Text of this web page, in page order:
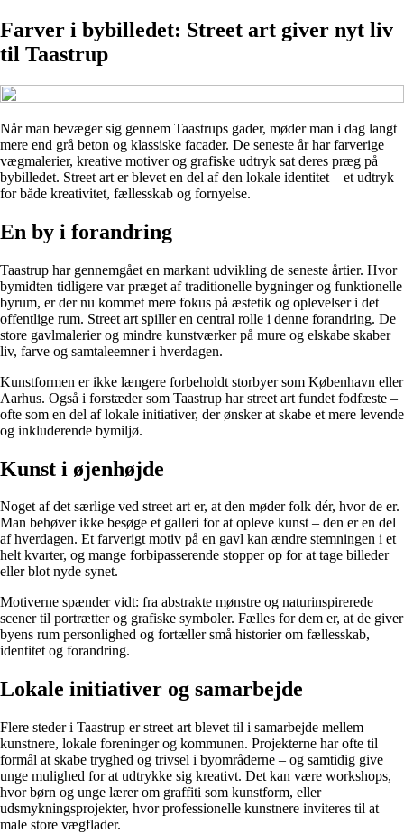
Farver i bybilledet: Street art giver nyt liv
til Taastrup
Når man bevæger sig gennem Taastrups gader, møder man i dag langt
mere end grå beton og klassiske facader. De seneste år har farverige
vægmalerier, kreative motiver og grafiske udtryk sat deres præg på
bybilledet. Street art er blevet en del af den lokale identitet – et udtryk
for både kreativitet, fællesskab og fornyelse.
En by i forandring
Taastrup har gennemgået en markant udvikling de seneste årtier. Hvor
bymidten tidligere var præget af traditionelle bygninger og funktionelle
byrum, er der nu kommet mere fokus på æstetik og oplevelser i det
offentlige rum. Street art spiller en central rolle i denne forandring. De
store gavlmalerier og mindre kunstværker på mure og elskabe skaber
liv, farve og samtaleemner i hverdagen.
Kunstformen er ikke længere forbeholdt storbyer som København eller
Aarhus. Også i forstæder som Taastrup har street art fundet fodfæste –
ofte som en del af lokale initiativer, der ønsker at skabe et mere levende
og inkluderende bymiljø.
Kunst i øjenhøjde
Noget af det særlige ved street art er, at den møder folk dér, hvor de er.
Man behøver ikke besøge et galleri for at opleve kunst – den er en del
af hverdagen. Et farverigt motiv på en gavl kan ændre stemningen i et
helt kvarter, og mange forbipasserende stopper op for at tage billeder
eller blot nyde synet.
Motiverne spænder vidt: fra abstrakte mønstre og naturinspirerede
scener til portrætter og grafiske symboler. Fælles for dem er, at de giver
byens rum personlighed og fortæller små historier om fællesskab,
identitet og forandring.
Lokale initiativer og samarbejde
Flere steder i Taastrup er street art blevet til i samarbejde mellem
kunstnere, lokale foreninger og kommunen. Projekterne har ofte til
formål at skabe tryghed og trivsel i byområderne – og samtidig give
unge mulighed for at udtrykke sig kreativt. Det kan være workshops,
hvor børn og unge lærer om graffiti som kunstform, eller
udsmykningsprojekter, hvor professionelle kunstnere inviteres til at
male store vægflader.